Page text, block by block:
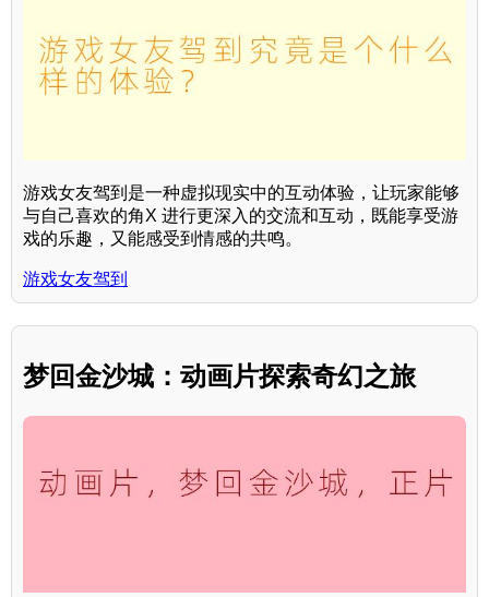
游戏女友驾到是一种虚拟现实中的互动体验，让玩家能够
与自己喜欢的角X 进行更深入的交流和互动，既能享受游
戏的乐趣，又能感受到情感的共鸣。
游戏女友驾到
梦回金沙城：动画片探索奇幻之旅